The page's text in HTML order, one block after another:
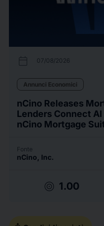
calendar_today 07/08/2026
Annunci Economici
nCino Releases
Lenders Connect
nCino Mortgage
Fonte
nCino, Inc.
target 1.00